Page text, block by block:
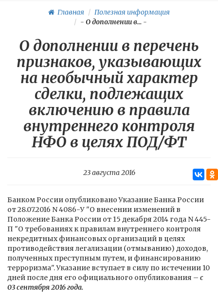
Главная
Полезная информация
- О дополнении в...-
О дополнении в перечень
признаков, указывающих
на необычный характер
сделки, подлежащих
включению в правила
внутреннего контроля
НФО в целях ПОД/ФТ
23 августа 2016
Банком России опубликовано Указание Банка России
от 28.07.2016 N 4086-У "О внесении изменений в
Положение Банка России от 15 декабря 2014 года N 445-
П "О требованиях к правилам внутреннего контроля
некредитных финансовых организаций в целях
противодействия легализации (отмыванию) доходов,
полученных преступным путем, и финансированию
терроризма". Указание вступает в силу по истечении 10
дней после дня его официального опубликования – с
03 сентября 2016 года.